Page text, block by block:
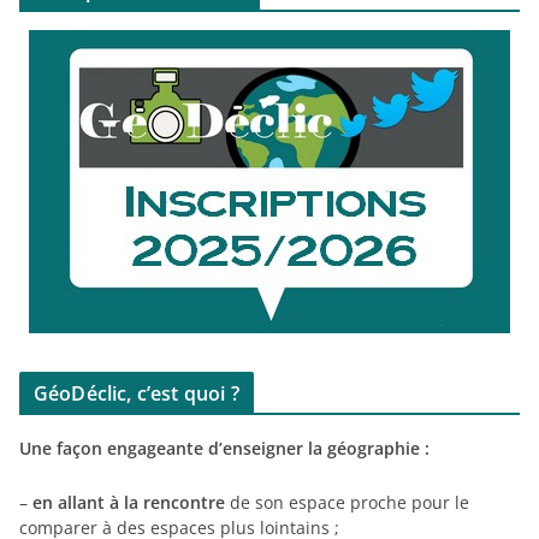
GéoDéclic, c’est quoi ?
Une façon engageante d’enseigner la géographie :
– en allant à la rencontre de son espace proche pour le
comparer à des espaces plus lointains ;